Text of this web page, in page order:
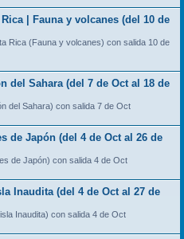
| Fauna y volcanes (del 10 de
Rica (Fauna y volcanes) con salida 10 de
del Sahara (del 7 de Oct al 18 de
del Sahara) con salida 7 de Oct
de Japón (del 4 de Oct al 26 de
de Japón) con salida 4 de Oct
Inaudita (del 4 de Oct al 27 de
Inaudita) con salida 4 de Oct